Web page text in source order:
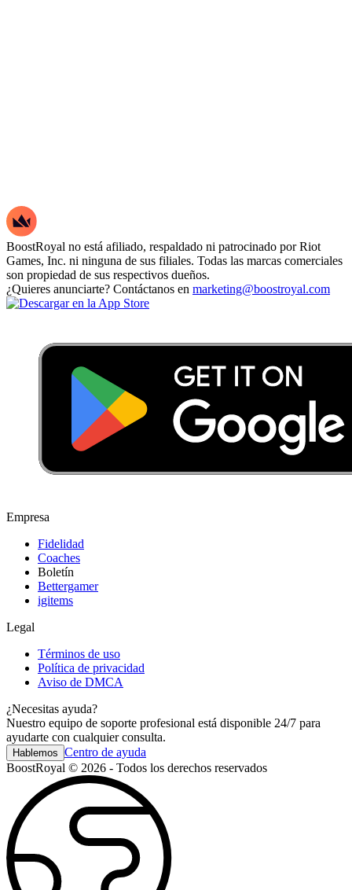
BoostRoyal no está afiliado, respaldado ni patrocinado por Riot
Games, Inc. ni ninguna de sus filiales. Todas las marcas comerciales
son propiedad de sus respectivos dueños.
¿Quieres anunciarte? Contáctanos en marketing@boostroyal.com
Empresa
Fidelidad
Coaches
Boletín
Bettergamer
igitems
Legal
Términos de uso
Política de privacidad
Aviso de DMCA
¿Necesitas ayuda?
Nuestro equipo de soporte profesional está disponible 24/7 para
ayudarte con cualquier consulta.
Hablemos Centro de ayuda
BoostRoyal © 2026 - Todos los derechos reservados